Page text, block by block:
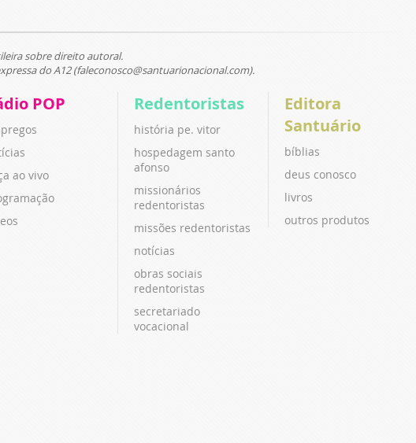
sobre direito autoral.
do A12 (faleconosco@santuarionacional.com).
POP
ao vivo
Redentoristas
história pe. vitor
hospedagem santo
afonso
missionários
redentoristas
missões redentoristas
notícias
obras sociais
redentoristas
secretariado
vocacional
Editora
Santuário
bíblias
deus conosco
livros
outros produtos